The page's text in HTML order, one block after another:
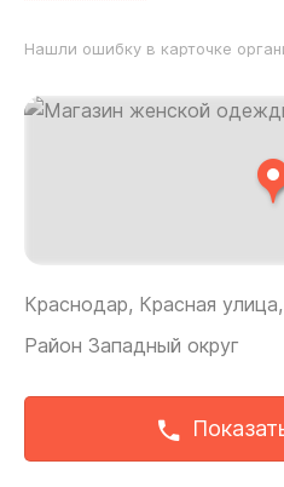
Краснодар, Красная
Район Западный округ
Нашли ошибку в карточке